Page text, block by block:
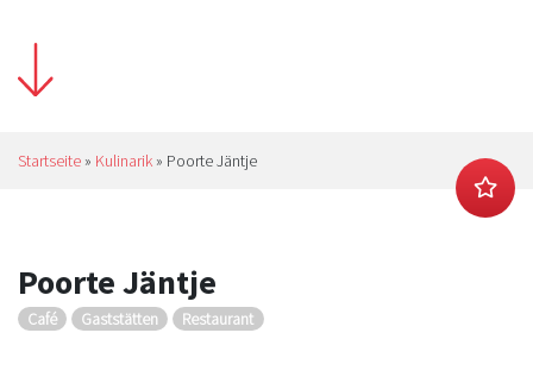
Startseite » Kulinarik » Poorte Jäntje
Poorte Jäntje
Café Gaststätten Restaurant